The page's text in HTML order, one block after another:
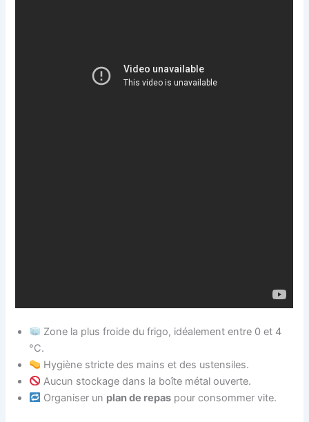
Zone la plus froide du frigo, idéalement entre 0 et 4
°C.
Hygiène stricte des mains et des ustensiles.
Aucun stockage dans la boîte métal ouverte.
Organiser un plan de repas pour consommer vite.